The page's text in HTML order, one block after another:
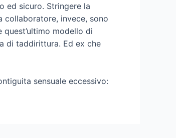
ed sicuro. Stringere la
invece, sono
modello di
di taddirittura. Ed ex che
sensuale eccessivo: